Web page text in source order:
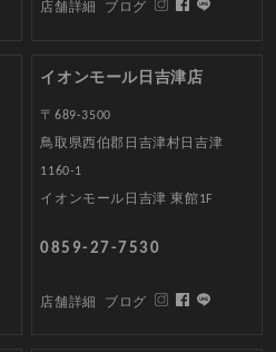
店舗詳細 ブログ
イオンモール日吉津店
〒689-3500
鳥取県西伯郡日吉津村日吉津
1160-1
イオンモール日吉津 東館1F
0859-27-7530
店舗詳細 ブログ